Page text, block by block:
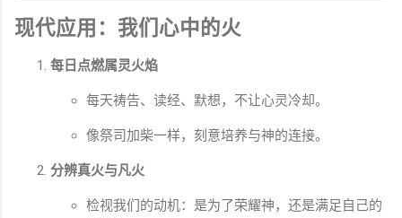
现代应用：我们心中的火
每日点燃属灵火焰
每天祷告、读经、默想，不让心灵冷却。
像祭司加柴一样，刻意培养与神的连接。
分辨真火与凡火
检视我们的动机：是为了荣耀神，还是满足自己的